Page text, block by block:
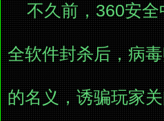
不久前，360安
全软件封杀后，病
的名义，诱骗玩家